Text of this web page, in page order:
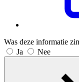
Was deze informatie
Ja
Nee